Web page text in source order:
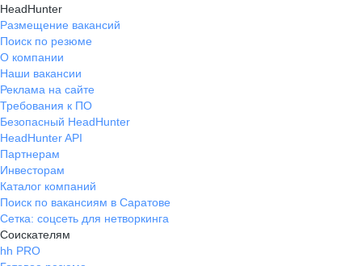
HeadHunter
Размещение вакансий
Поиск по резюме
О компании
Наши вакансии
Реклама на сайте
Требования к ПО
Безопасный HeadHunter
HeadHunter API
Партнерам
Инвесторам
Каталог компаний
Поиск по вакансиям в Саратове
Сетка: соцсеть для нетворкинга
Соискателям
hh PRO